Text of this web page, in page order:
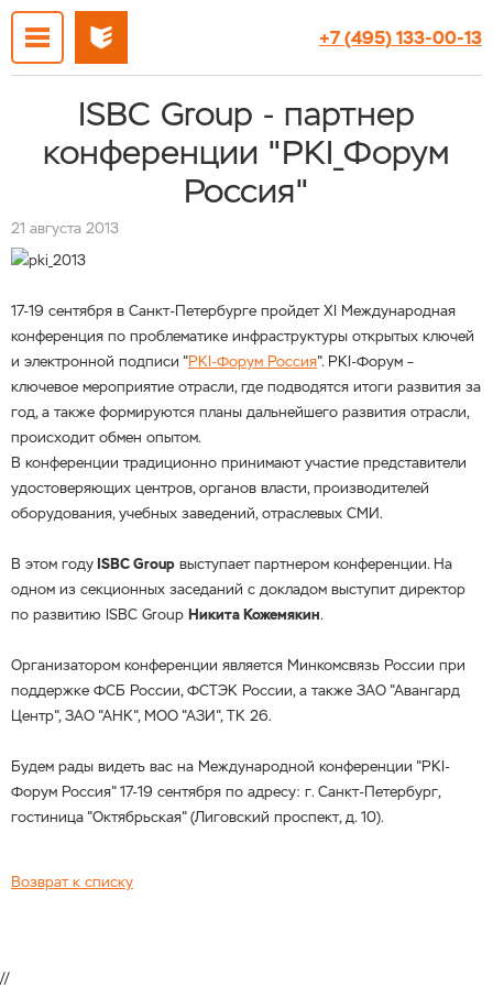
+7 (495) 133-00-13
ISBC Group - партнер
конференции "PKI_Форум
Россия"
21 августа 2013
17-19 сентября в Санкт-Петербурге пройдет XI Международная
конференция по проблематике инфраструктуры открытых ключей
и электронной подписи "PKI-Форум Россия". PKI-Форум –
ключевое мероприятие отрасли, где подводятся итоги развития за
год, а также формируются планы дальнейшего развития отрасли,
происходит обмен опытом.
В конференции традиционно принимают участие представители
удостоверяющих центров, органов власти, производителей
оборудования, учебных заведений, отраслевых СМИ.
В этом году ISBC Group выступает партнером конференции. На
одном из секционных заседаний с докладом выступит директор
по развитию ISBC Group Никита Кожемякин.
Организатором конференции является Минкомсвязь России при
поддержке ФСБ России, ФСТЭК России, а также ЗАО "Авангард
Центр", ЗАО "АНК", МОО "АЗИ", ТК 26.
Будем рады видеть вас на Международной конференции "PKI-
Форум Россия" 17-19 сентября по адресу: г. Санкт-Петербург,
гостиница "Октябрьская" (Лиговский проспект, д. 10).
Возврат к списку
//